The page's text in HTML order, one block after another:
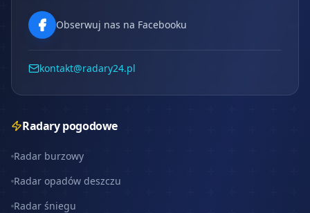
Obserwuj nas na Facebooku
kontakt@radary24.pl
Radary pogodowe
Radar burzowy
Radar opadów deszczu
Radar śniegu